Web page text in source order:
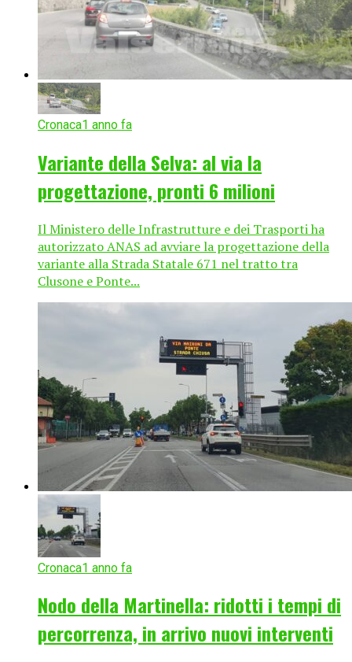
Cronaca1 anno fa
Variante della Selva: al via la
progettazione, pronti 6 milioni
Il Ministero delle Infrastrutture e dei Trasporti ha
autorizzato ANAS ad avviare la progettazione della
variante alla Strada Statale 671 nel tratto tra
Clusone e Ponte...
Cronaca1 anno fa
Nodo della Martinella: ridotti i tempi di
percorrenza, in arrivo nuovi interventi